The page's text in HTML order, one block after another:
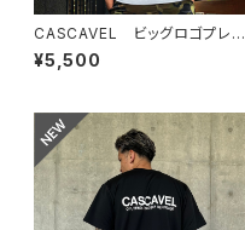
CASCAVEL ビッグロゴプレミ
アムボックスTEE ホワイトブラッ
ク
¥5,500